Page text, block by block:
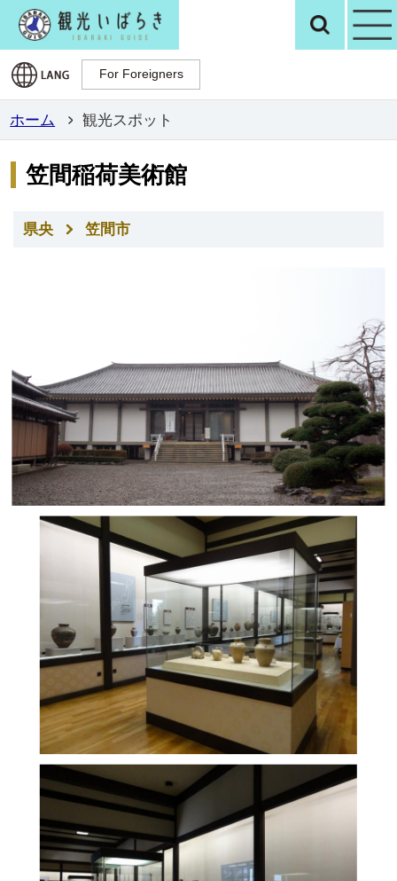
観光いばらき検
For Foreigners
For Foreigners
ホーム 観光スポット
笠間稲荷美術館
県央 笠間市